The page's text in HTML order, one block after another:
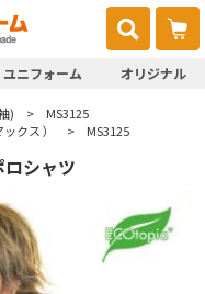
ユニフォーム オリジナル
)
MS3125
クス ） MS3125
シャツ